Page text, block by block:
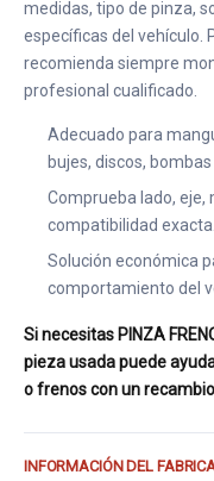
medidas, tipo de pinza,
específicas del vehículo.
recomienda siempre
profesional cualificado.
Adecuado para
bujes, discos,
Comprueba lado, eje,
compatibilidad exacta.
Solución económica
comportamiento del
Si necesitas PINZA
pieza usada puede
o frenos con un
INFORMACIÓN DEL